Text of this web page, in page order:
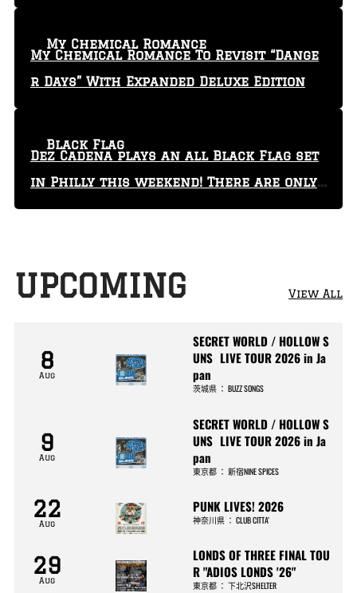
My Chemical Romance To Revisit “Dange
r Days” With Expanded Deluxe Edition
My Chemical Romance
Dez Cadena plays an all Black Flag set
in Philly this weekend! There are only
29 tickets left!
Black Flag
UPCOMING View All
8
Aug
SECRET WORLD / HOLLOW S
UNS LIVE TOUR 2026 in Ja
pan
茨城県 ：BUZZ SONGS
9
Aug
SECRET WORLD / HOLLOW S
UNS LIVE TOUR 2026 in Ja
pan
東京都 ：新宿NINE SPICES
22
Aug
PUNK LIVES! 2026
神奈川県 ：CLUB CITTA’
29
Aug
LONDS OF THREE FINAL TOU
R "ADIOS LONDS '26"
東京都 ：下北沢SHELTER